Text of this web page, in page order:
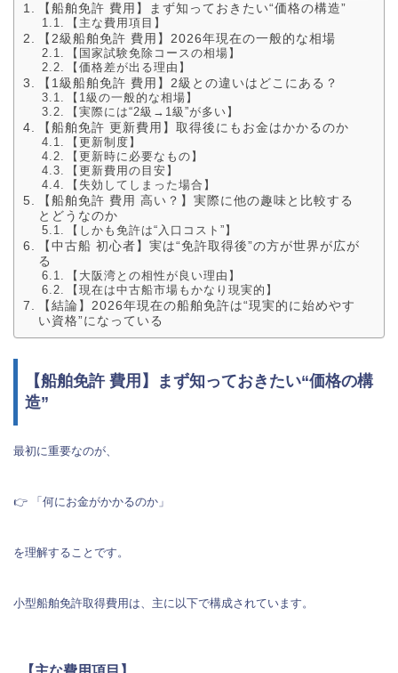
【船舶免許 費用】まず知っておきたい“価格の構造”
【主な費用項目】
【2級船舶免許 費用】2026年現在の一般的な相場
【国家試験免除コースの相場】
【価格差が出る理由】
【1級船舶免許 費用】2級との違いはどこにある？
【1級の一般的な相場】
【実際には“2級→1級”が多い】
【船舶免許 更新費用】取得後にもお金はかかるのか
【更新制度】
【更新時に必要なもの】
【更新費用の目安】
【失効してしまった場合】
【船舶免許 費用 高い？】実際に他の趣味と比較する
とどうなのか
【しかも免許は“入口コスト”】
【中古船 初心者】実は“免許取得後”の方が世界が広が
る
【大阪湾との相性が良い理由】
【現在は中古船市場もかなり現実的】
【結論】2026年現在の船舶免許は“現実的に始めやす
い資格”になっている
【船舶免許 費用】まず知っておきたい“価格の構
造”
最初に重要なのが、
👉 「何にお金がかかるのか」
を理解することです。
小型船舶免許取得費用は、主に以下で構成されています。